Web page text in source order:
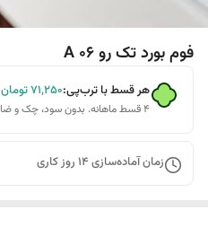
فوم بورد تک رو A 06
هر قسط با ترب‌پی:۷۱٬۲۵۰تومان
۴ قسط ماهانه. بدون سود، چک و ضامن.
زمان آماده‌سازی 14 روز کاری